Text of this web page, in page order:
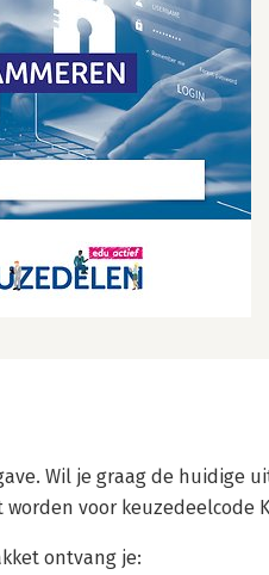
Wil je graag de huidige
voor keuzedeelcode
ontvang je: